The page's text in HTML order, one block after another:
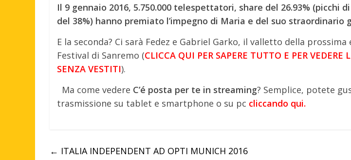
Il 9 gennaio 2016, 5.750.000 telespettatori, share del 26.93% (picchi
del 38%) hanno premiato l’impegno di Maria e del suo straordinario
E la seconda? Ci sarà Fedez e Gabriel Garko, il valletto della prossima
Festival di Sanremo (CLICCA QUI PER SAPERE TUTTO E PER VEDERE
SENZA VESTITI).
Ma come vedere C’é posta per te in streaming? Semplice, potete
trasmissione su tablet e smartphone o su pc cliccando qui.
← ITALIA INDEPENDENT AD OPTI MUNICH 2016